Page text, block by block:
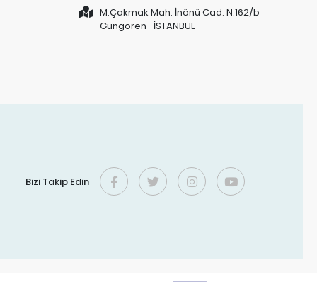
M.Çakmak Mah. İnönü Cad. N.162/b
Güngören- İSTANBUL
Bizi Takip Edin